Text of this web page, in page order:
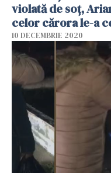
violată de soț,
celor cărora le-a
10 DECEMBRIE 2020